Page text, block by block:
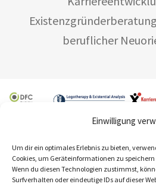
Einwilligung
Um dir ein optimales Erlebnis zu bieten,
Cookies, um Geräteinformationen zu
Wenn du diesen Technologien zustimmst,
Surfverhalten oder eindeutige IDs auf dieser
beruflicher
© 2026 by Volk
[rcb-consent